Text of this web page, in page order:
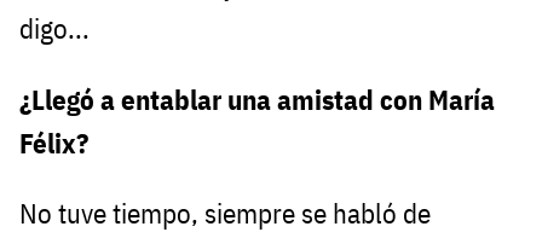
digo...
¿Llegó a entablar una amistad con María
Félix?
No tuve tiempo, siempre se habló de